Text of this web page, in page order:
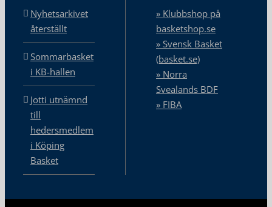
Nyhetsarkivet
återställt
Sommarbasket
i KB-hallen
Jotti utnämnd
till
hedersmedlem
i Köping
Basket
» Klubbshop på
basketshop.se
» Svensk Basket
(basket.se)
» Norra
Svealands BDF
» FIBA